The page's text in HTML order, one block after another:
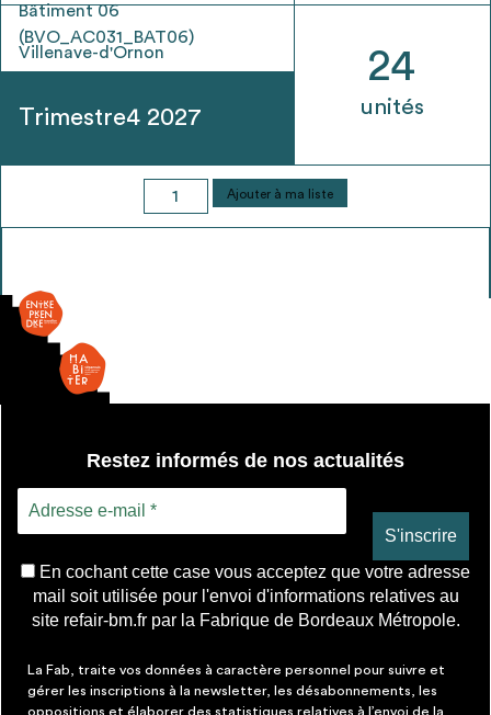
Bâtiment 06
(BVO_AC031_BAT06)
Villenave-d'Ornon
Trimestre4 2027
24
unités
quantité
de
Ajouter à ma liste
Restez informés de nos actualités
En cochant cette case vous acceptez que votre adresse
mail soit utilisée pour l'envoi d'informations relatives au
site refair-bm.fr par la Fabrique de Bordeaux Métropole.
La Fab, traite vos données à caractère personnel pour suivre et
gérer les inscriptions à la newsletter, les désabonnements, les
oppositions et élaborer des statistiques relatives à l’envoi de la